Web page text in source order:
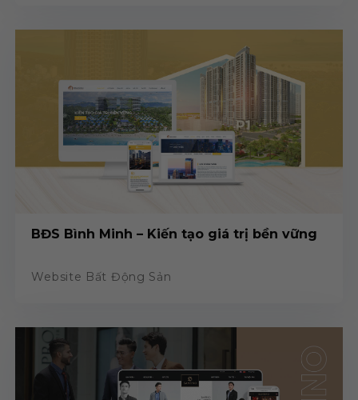
Website Bất Động Sản
BĐS Bình Minh – Kiến tạo giá trị bền vững